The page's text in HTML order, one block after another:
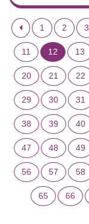
1 2 3
11 12 13
20 21 22
29 30 31
38 39 40
47 48 49
56 57 58
65 66